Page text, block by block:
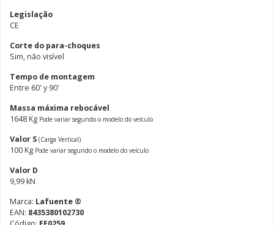
Legislação
CE
Corte do para-choques
Sim, não visível
Tempo de montagem
Entre 60' y 90'
Massa máxima rebocável
1648 Kg Pode variar segundo o modelo do veículo
Valor S (Carga Vertical)
100 Kg Pode variar segundo o modelo do veículo
Valor D
9,99 kN
Marca: Lafuente ®
EAN: 8435380102730